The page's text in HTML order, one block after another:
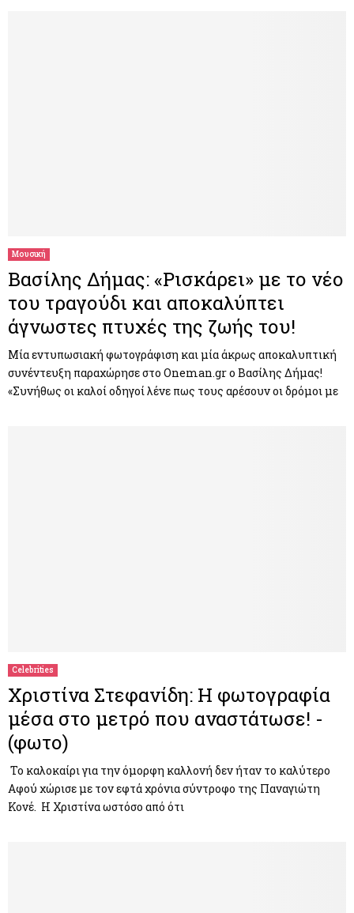
Μουσική
Βασίλης Δήμας: «Ρισκάρει» με το νέο
του τραγούδι και αποκαλύπτει
άγνωστες πτυχές της ζωής του!
Μία εντυπωσιακή φωτογράφιση και μία άκρως αποκαλυπτική
συνέντευξη παραχώρησε στο Oneman.gr ο Βασίλης Δήμας!
«Συνήθως οι καλοί οδηγοί λένε πως τους αρέσουν οι δρόμοι με
Celebrities
Χριστίνα Στεφανίδη: Η φωτογραφία
μέσα στο μετρό που αναστάτωσε! -
(φωτο)
Το καλοκαίρι για την όμορφη καλλονή δεν ήταν το καλύτερο
Αφού χώρισε με τον εφτά χρόνια σύντροφο της Παναγιώτη
Κονέ. Η Χριστίνα ωστόσο από ότι